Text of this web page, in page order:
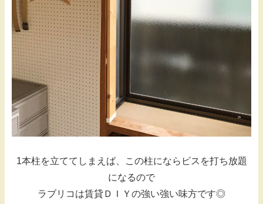
1本柱を立ててしまえば、この柱にならビスを打ち放題
になるので
ラブリコは賃貸ＤＩＹの強い強い味方です◎